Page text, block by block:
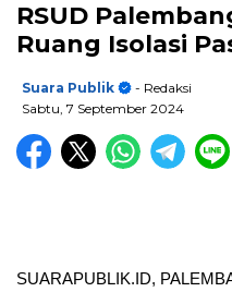
RSUD
Ruang Isolasi
Suara Publik
- Redaksi
Sabtu, 7 September 2024
SUARAPUBLIK.ID,